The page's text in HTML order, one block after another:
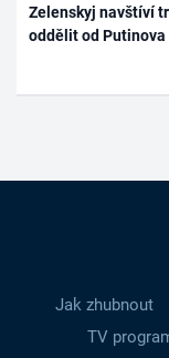
Zelenskyj navštíví
oddělit od Putinova
Jak zhubnout
TV